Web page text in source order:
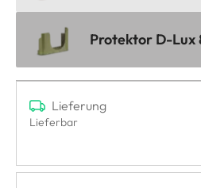
Protektor D-Lux
Lieferung
Lieferbar